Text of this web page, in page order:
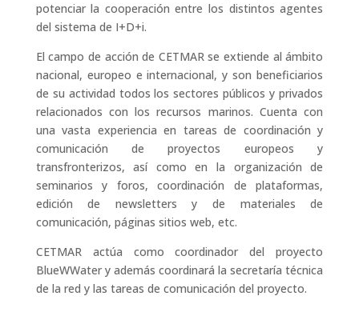
potenciar la cooperación entre los distintos agentes
del sistema de I+D+i.
El campo de acción de CETMAR se extiende al ámbito
nacional, europeo e internacional, y son beneficiarios
de su actividad todos los sectores públicos y privados
relacionados con los recursos marinos. Cuenta con
una vasta experiencia en tareas de coordinación y
comunicación de proyectos europeos y
transfronterizos, así como en la organización de
seminarios y foros, coordinación de plataformas,
edición de newsletters y de materiales de
comunicación, páginas sitios web, etc.
CETMAR actúa como coordinador del proyecto
BlueWWater y además coordinará la secretaría técnica
de la red y las tareas de comunicación del proyecto.